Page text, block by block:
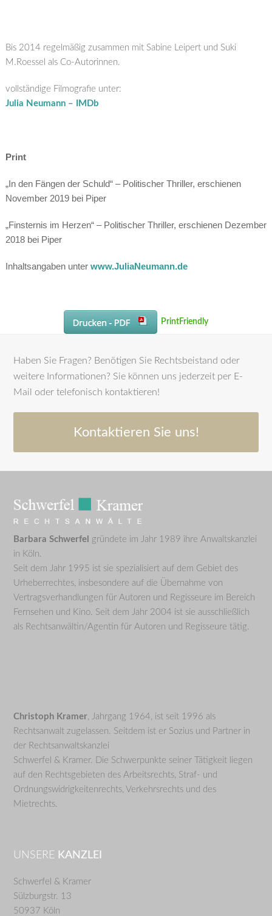
Bis 2014 regelmäßig zusammen mit Sabine Leipert und Suki
M.Roessel als Co-Autorinnen.
vollständige Filmografie unter:
Julia Neumann – IMDb
Print
„In den Fängen der Schuld“ – Politischer Thriller, erschienen
November 2019 bei Piper
„Finsternis im Herzen“ – Politischer Thriller, erschienen Dezember
2018 bei Piper
Inhaltsangaben unterwww.JuliaNeumann.de
PrintFriendly
Haben Sie Fragen? Benötigen Sie Rechtsbeistand oder
weitere Informationen? Sie können uns jederzeit per E-
Mail oder telefonisch kontaktieren!
Kontaktieren Sie uns!
Barbara Schwerfel gründete im Jahr 1989 ihre Anwaltskanzlei
in Köln.
Seit dem Jahr 1995 ist sie spezialisiert auf dem Gebiet des
Urheberrechtes, insbesondere auf die Übernahme von
Vertragsverhandlungen für Autoren und Regisseure im Bereich
Fernsehen und Kino. Seit dem Jahr 2004 ist sie ausschließlich
als Rechtsanwältin/Agentin für Autoren und Regisseure tätig.
Christoph Kramer , Jahrgang 1964, ist seit 1996 als
Rechtsanwalt zugelassen. Seitdem ist er Sozius und Partner in
der Rechtsanwaltskanzlei
Schwerfel & Kramer. Die Schwerpunkte seiner Tätigkeit liegen
auf den Rechtsgebieten des Arbeitsrechts, Straf- und
Ordnungswidrigkeitenrechts, Verkehrsrechts und des
Mietrechts.
UNSERE KANZLEI
Schwerfel & Kramer
Sülzburgstr. 13
50937 Köln